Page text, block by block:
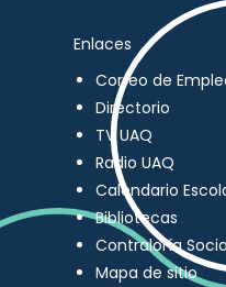
Enlaces
Correo de
Directorio
TV UAQ
Radio UAQ
Calendario
Bibliotecas
Contraloría
Mapa de sitio